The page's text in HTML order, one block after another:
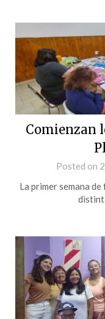
Comienzan
Posted on
La primer semana